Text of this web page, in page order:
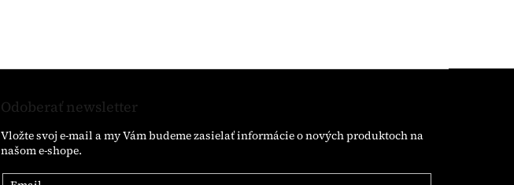
Odoberať newsletter
Vložte svoj e-mail a my Vám budeme zasielať informácie o nových produktoch na
našom e-shope.